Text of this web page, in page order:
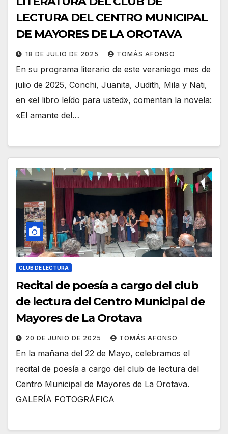
LECTURA DEL CENTRO MUNICIPAL
DE MAYORES DE LA OROTAVA
18 DE JULIO DE 2025 TOMÁS AFONSO
En su programa literario de este veraniego mes de
julio de 2025, Conchi, Juanita, Judith, Mila y Nati,
en «el libro leído para usted», comentan la novela:
«El amante del…
CLUB DE LECTURA
Recital de poesía a cargo del club
de lectura del Centro Municipal de
Mayores de La Orotava
20 DE JUNIO DE 2025 TOMÁS AFONSO
En la mañana del 22 de Mayo, celebramos el
recital de poesía a cargo del club de lectura del
Centro Municipal de Mayores de La Orotava.
GALERÍA FOTOGRÁFICA